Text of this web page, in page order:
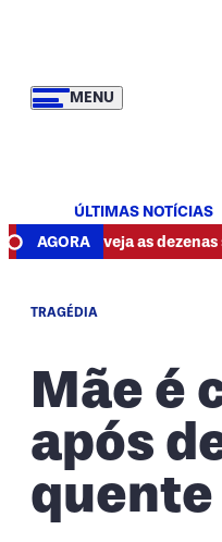
MENU
ÚLTIMAS NOTÍCIAS
AGORA
veja as dezenas
TRAGÉDIA
Mãe é
após
quente